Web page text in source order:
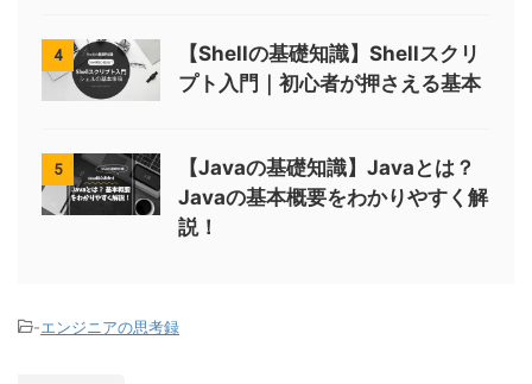
4
【Shellの基礎知識】Shellスクリ
プト入門｜初心者が押さえる基本
5
【Javaの基礎知識】Javaとは？
Javaの基本概要をわかりやすく解
説！
-エンジニアの思考録